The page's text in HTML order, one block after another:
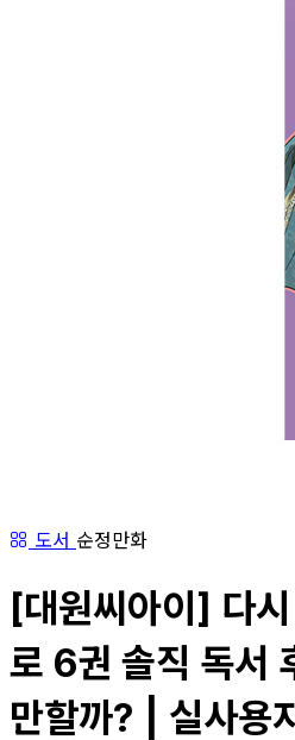
도서 순정만화
[대원씨아이] 다
로 6권 솔직 독서
만할까? | 실사용